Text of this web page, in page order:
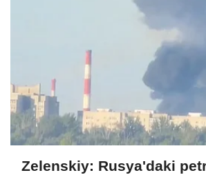
Zelenskiy: Rusya'daki